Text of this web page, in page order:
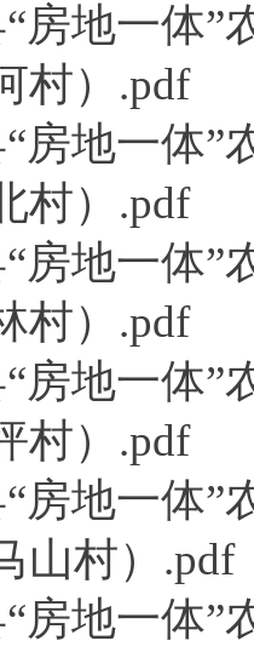
房地一体”
村）.pdf
房地一体”
村）.pdf
房地一体”
村）.pdf
房地一体”
村）.pdf
房地一体”
山村）.pdf
房地一体”